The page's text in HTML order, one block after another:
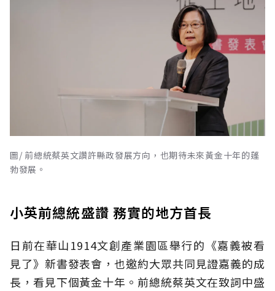
圖/ 前總統蔡英文讚許縣政發展方向，也期待未來黃金十年的蓬
勃發展。
小英前總統盛讚 務實的地方首長
日前在華山1914文創產業園區舉行的《嘉義被看
見了》新書發表會，也邀約大眾共同見證嘉義的成
長，看見下個黃金十年。前總統蔡英文在致詞中盛